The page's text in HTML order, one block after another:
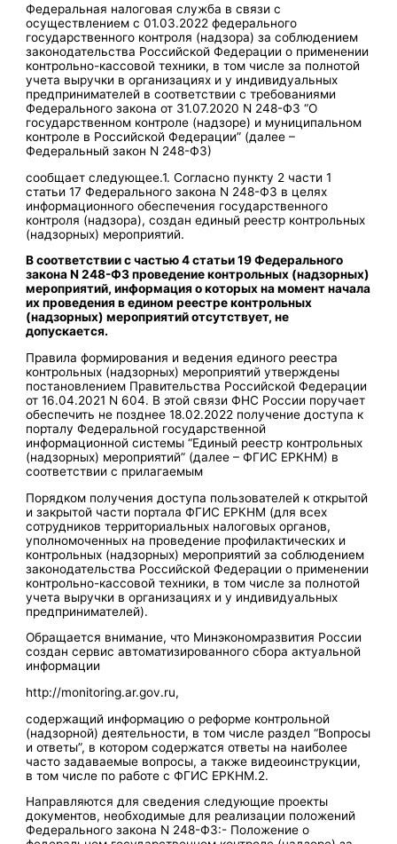
Федеральная налоговая служба в связи с
осуществлением с 01.03.2022 федерального
государственного контроля (надзора) за соблюдением
законодательства Российской Федерации о применении
контрольно-кассовой техники, в том числе за полнотой
учета выручки в организациях и у индивидуальных
предпринимателей в соответствии с требованиями
Федерального закона от 31.07.2020 N 248-ФЗ “О
государственном контроле (надзоре) и муниципальном
контроле в Российской Федерации” (далее –
Федеральный закон N 248-ФЗ)
сообщает следующее.1. Согласно пункту 2 части 1
статьи 17 Федерального закона N 248-ФЗ в целях
информационного обеспечения государственного
контроля (надзора), создан единый реестр контрольных
(надзорных) мероприятий.
В соответствии с частью 4 статьи 19 Федерального
закона N 248-ФЗ проведение контрольных (надзорных)
мероприятий, информация о которых на момент начала
их проведения в едином реестре контрольных
(надзорных) мероприятий отсутствует, не
допускается.
Правила формирования и ведения единого реестра
контрольных (надзорных) мероприятий утверждены
постановлением Правительства Российской Федерации
от 16.04.2021 N 604. В этой связи ФНС России поручает
обеспечить не позднее 18.02.2022 получение доступа к
порталу Федеральной государственной
информационной системы “Единый реестр контрольных
(надзорных) мероприятий” (далее – ФГИС ЕРКНМ) в
соответствии с прилагаемым
Порядком получения доступа пользователей к открытой
и закрытой части портала ФГИС ЕРКНМ (для всех
сотрудников территориальных налоговых органов,
уполномоченных на проведение профилактических и
контрольных (надзорных) мероприятий за соблюдением
законодательства Российской Федерации о применении
контрольно-кассовой техники, в том числе за полнотой
учета выручки в организациях и у индивидуальных
предпринимателей).
Обращается внимание, что Минэкономразвития России
создан сервис автоматизированного сбора актуальной
информации
http://monitoring.ar.gov.ru,
содержащий информацию о реформе контрольной
(надзорной) деятельности, в том числе раздел “Вопросы
и ответы”, в котором содержатся ответы на наиболее
часто задаваемые вопросы, а также видеоинструкции,
в том числе по работе с ФГИС ЕРКНМ.2.
Направляются для сведения следующие проекты
документов, необходимые для реализации положений
Федерального закона N 248-ФЗ:- Положение о